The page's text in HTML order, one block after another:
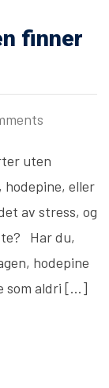
finner
uten
hodepine, eller
av stress, og
Har du,
hodepine
som aldri […]